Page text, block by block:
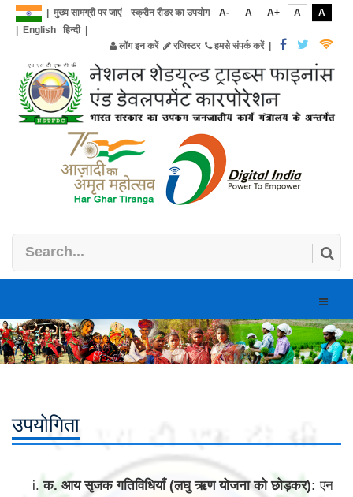
मुख्य सामग्री पर जाएं स्क्रीन रीडर का उपयोग A- A A+ A
A
English हिन्दी|
लॉग इन करें
रजिस्टर हमसे संपर्क करें|
Toggle
उपयोगिता
क. आय सृजक गतिविधियाँ (लघु ऋण योजना को छोड़कर): एन